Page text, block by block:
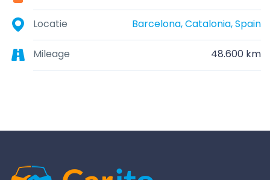
Locatie Barcelona, Catalonia, Spain
Mileage 48.600 km